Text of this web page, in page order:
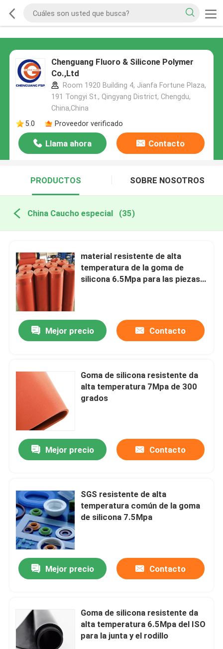
Chenguang Fluoro & Silicone Polymer
Co.,Ltd
Room 1920 Building 4, Jianfa Fortune Plaza,
191 Tongyi St., Qingyang District, Chengdu,
China,China
5.0
Proveedor verificado
Llama ahora Contacto
PRODUCTOS SOBRE NOSOTROS
China Caucho especial (35)
material resistente de alta
temperatura de la goma de
silicona 6.5Mpa para las piezas
Mejor precio Contacto
Goma de silicona resistente da
alta temperatura 7Mpa de 300
grados
Mejor precio Contacto
SGS resistente de alta
temperatura común de la goma
de silicona 7.5Mpa
Mejor precio Contacto
Goma de silicona resistente da
alta temperatura 6.5Mpa del ISO
para la junta y el rodillo